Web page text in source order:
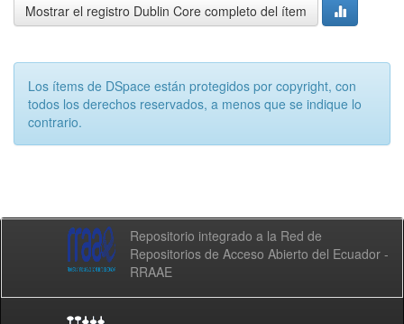
Mostrar el registro Dublin Core completo del ítem
Los ítems de DSpace están protegidos por copyright, con
todos los derechos reservados, a menos que se indique lo
contrario.
Repositorio integrado a la Red de
Repositorios de Acceso Abierto del Ecuador -
RRAAE